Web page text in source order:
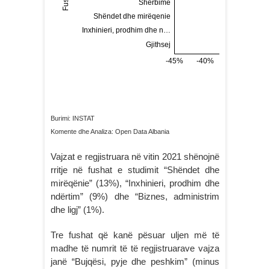
Burimi: INSTAT
Komente dhe Analiza: Open Data Albania
Vajzat e regjistruara në vitin 2021 shënojnë
rritje në fushat e studimit “Shëndet dhe
mirëqënie” (13%), “Inxhinieri, prodhim dhe
ndërtim” (9%) dhe “Biznes, administrim
dhe ligj” (1%).
Tre fushat që kanë pësuar uljen më të
madhe të numrit të të regjistruarave vajza
janë “Bujqësi, pyje dhe peshkim” (minus